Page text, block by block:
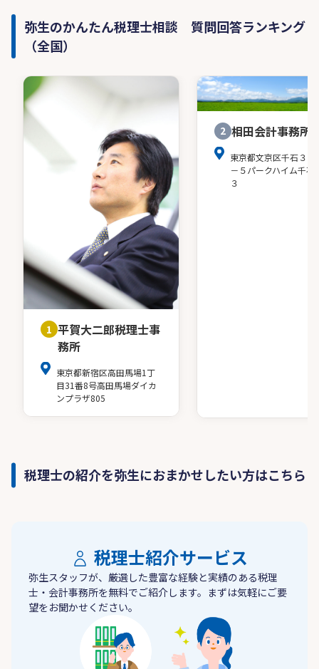
弥生のかんたん税理士相談 質問回答ランキング
（全国）
1 平賀大二郎税理士事
務所
東京都新宿区高田馬場1丁
目31番8号高田馬場ダイカ
ンプラザ805
2 相田会計事務所
東京都文京区千石３－
－５パークハイム千石
３
税理士の紹介を弥生におまかせしたい方はこちら
税理士紹介サービス
弥生スタッフが、厳選した豊富な経験と実績のある税理
士・会計事務所を無料でご紹介します。まずは気軽にご要
望をお聞かせください。